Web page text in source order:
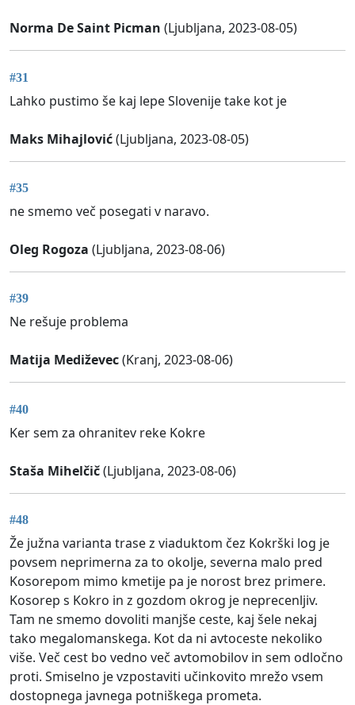
Norma De Saint Picman (Ljubljana, 2023-08-05)
#31
Lahko pustimo še kaj lepe Slovenije take kot je
Maks Mihajlović(Ljubljana, 2023-08-05)
#35
ne smemo več posegati v naravo.
Oleg Rogoza (Ljubljana, 2023-08-06)
#39
Ne rešuje problema
Matija Mediževec(Kranj, 2023-08-06)
#40
Ker sem za ohranitev reke Kokre
Staša Mihelčič(Ljubljana, 2023-08-06)
#48
Že južna varianta trase z viaduktom čez Kokrški log je
povsem neprimerna za to okolje, severna malo pred
Kosorepom mimo kmetije pa je norost brez primere.
Kosorep s Kokro in z gozdom okrog je neprecenljiv.
Tam ne smemo dovoliti manjše ceste, kaj šele nekaj
tako megalomanskega. Kot da ni avtoceste nekoliko
više. Več cest bo vedno več avtomobilov in sem odločno
proti. Smiselno je vzpostaviti učinkovito mrežo vsem
dostopnega javnega potniškega prometa.